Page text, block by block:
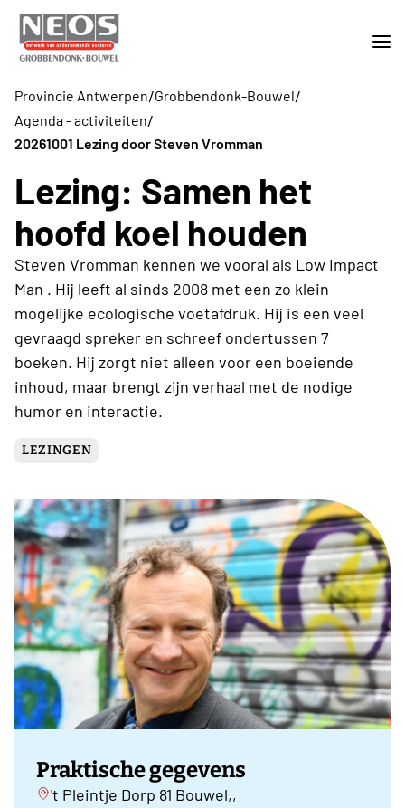
Provincie Antwerpen/Grobbendonk-Bouwel/
Agenda - activiteiten/
20261001 Lezing door Steven Vromman
Lezing: Samen het
hoofd koel houden
Steven Vromman kennen we vooral als Low Impact
Man . Hij leeft al sinds 2008 met een zo klein
mogelijke ecologische voetafdruk. Hij is een veel
gevraagd spreker en schreef ondertussen 7
boeken. Hij zorgt niet alleen voor een boeiende
inhoud, maar brengt zijn verhaal met de nodige
humor en interactie.
LEZINGEN
Praktische gegevens
't Pleintje Dorp 81 Bouwel,,